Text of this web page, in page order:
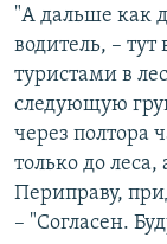
"А дальше как
водитель, –
туристами в
следующую
через полтора
только до
Периправу,
– "Согласен.